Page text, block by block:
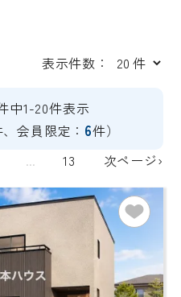
表示件数：
中1-20件表示
会員限定： 6件）
... 13 次ページ›